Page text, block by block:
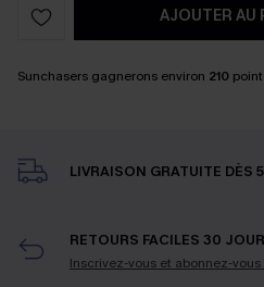
AJOUTER AU
Sunchasers gagnerons environ 210
LIVRAISON GRATUITE DÈS
RETOURS FACILES 30
Inscrivez-vous et abonnez-vous